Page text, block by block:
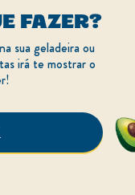
FAZER?
sua geladeira ou
irá te mostrar o